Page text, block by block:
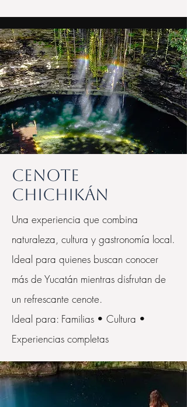
Cenote
Chichikán
Una experiencia que combina
naturaleza, cultura y gastronomía local.
Ideal para quienes buscan conocer
más de Yucatán mientras disfrutan de
un refrescante cenote.
Ideal para: Familias • Cultura •
Experiencias completas